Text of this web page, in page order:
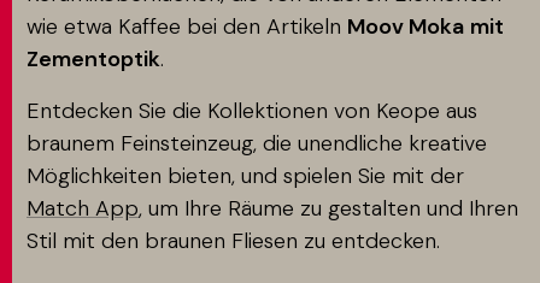
wie etwa Kaffee bei den Artikeln Moov Moka mit
Zementoptik.
Entdecken Sie die Kollektionen von Keope aus
braunem Feinsteinzeug, die unendliche kreative
Möglichkeiten bieten, und spielen Sie mit der
Match App, um Ihre Räume zu gestalten und Ihren
Stil mit den braunen Fliesen zu entdecken.